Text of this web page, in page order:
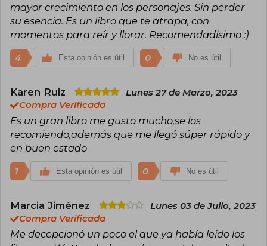
mayor crecimiento en los personajes. Sin perder
su esencia. Es un libro que te atrapa, con
momentos para reír y llorar. Recomendadisimo :)
4 Esta opinión es útil 0 No es útil
Karen Ruiz
Lunes 27 de Marzo, 2023
Compra Verificada
Es un gran libro me gusto mucho,se los
recomiendo,además que me llegó súper rápido y
en buen estado
1 Esta opinión es útil 0 No es útil
Marcia Jiménez
Lunes 03 de Julio, 2023
Compra Verificada
Me decepcionó un poco el que ya había leído los